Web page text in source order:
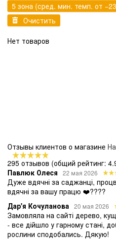
5 зона (сред. мин. темп. от
Очистить
Нет товаров
Отзывы клиентов о магазине
295 отзывов (общий рейтинг:
Павлюк Олеся
22 мая 2026
Дуже вдячні за саджанці,
вдячні за вашу працю ❤️????
Дар'я Кочуланова 20 мая 2026
Замовляла на сайті дерево,
- все дійшло у гарному стані,
рослини сподобались. Дякую!